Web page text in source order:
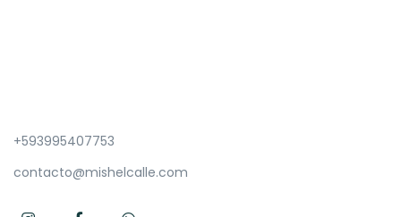
+593995407753
contacto@mishelcalle.com